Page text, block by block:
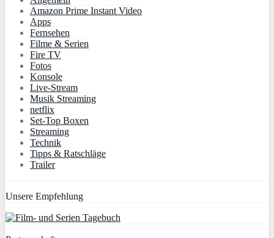
Amazon Prime Instant Video
Apps
Fernsehen
Filme & Serien
Fire TV
Fotos
Konsole
Live-Stream
Musik Streaming
netflix
Set-Top Boxen
Streaming
Technik
Tipps & Ratschläge
Trailer
Unsere Empfehlung